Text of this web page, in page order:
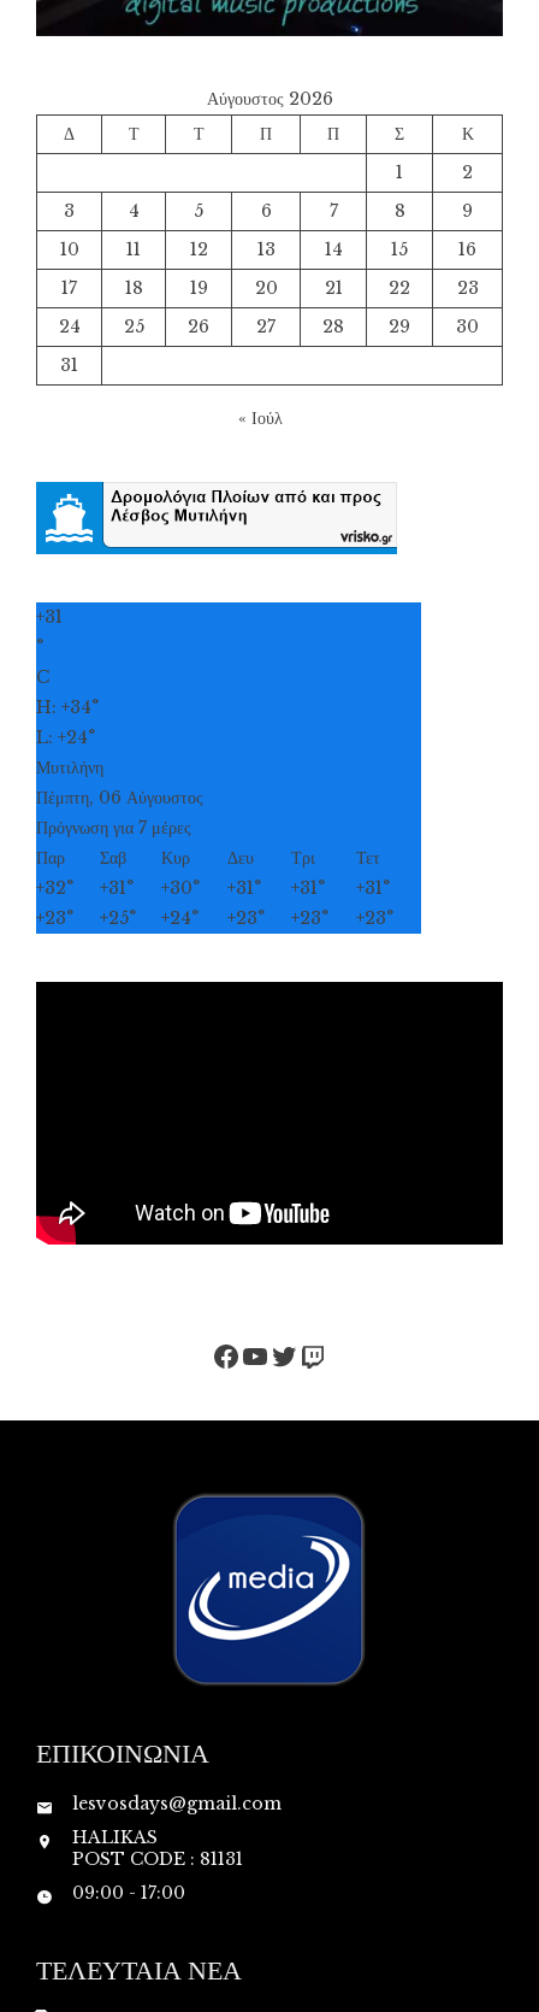
Αύγουστος 2026
Δ
Τ Τ Π Π Σ
Κ
1
2
3
4 5 6 7 8
9
10
11 12 13 14 15
16
17
18 19 20 21 22
23
24
25 26 27 28 29
30
31
« Ιούλ
+31
°
C
H: +34°
L: +24°
Μυτιλήνη
Πέμπτη, 06 Αύγουστος
Πρόγνωση για 7 μέρες
Παρ
Σαβ Κυρ Δευ Τρι
Τετ
+32° +31° +30° +31° +31° +31°
+23° +25° +24° +23° +23° +23°
Facebook
YouTube
Twitter
Twitch
ΕΠΙΚΟΙΝΩΝΙΑ
lesvosdays@gmail.com
HALIKAS
POST CODE : 81131
09:00 - 17:00
ΤΕΛΕΥΤΑΙΑ ΝΕΑ